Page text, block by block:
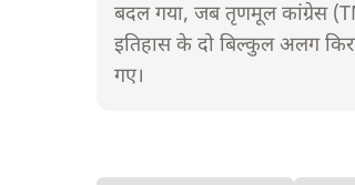
बदल गया, जब तृणमूल कांग्रेस
इतिहास के दो बिल्कुल अलग
गए।